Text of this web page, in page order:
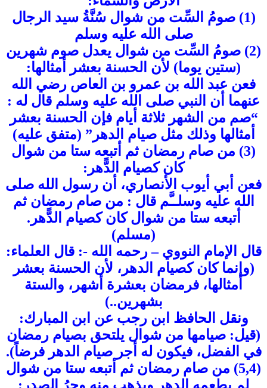
(1) صومُ السِّت من شوال سُنَّةُ سيد الرجال
صلى الله عليه وسلم
(2) صومُ السِّت من شوال يعدل صوم شهرين
(ستين يوما) لأن الحسنة بعشر أمثالها:
فعن عبد الله بن عمرو بن العاص رضي الله
عنهما أن النبي صلى الله عليه وسلم قال له :
“صم من الشهر ثلاثة أيام فإن الحسنة بعشر
أمثالها وذلك مثل صيام الدهر” (متفق عليه)
(3) من صام رمضان ثم أتبعه ستا من شوال
كان كصيام الدًّهر:
فعن أبي أيوب الأنصاري، أن رسول الله صلى
الله عليه وسلــَّم قال : من صام رمضان ثم
أتبعه ستا من شوال كان كصيام الدًّهر.
(مسلم)
قال الإمام النووي – رحمه الله -: قال العلماء:
(وإنما كان كصيام الدهر، لأن الحسنة بعشر
أمثالها، فرمضان بعشرة أشهر، والستة
بشهرين..)
ونقل الحافظ ابن رجب عن ابن المبارك:
(قيل: صيامها من شوال يلتحق بصيام رمضان
في الفضل، فيكون له أجر صيام الدهر فرضاً).
(5,4) من صام رمضان ثم أتبعه ستا من شوال